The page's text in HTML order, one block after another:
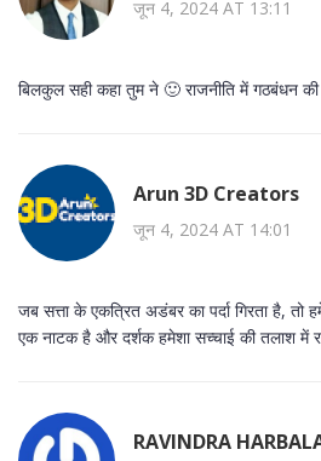
जून 4, 2024 AT 13:11
बिलकुल सही कहा तुम ने 🙂 राजनीति में गठबंधन
Arun 3D Creators
जून 4, 2024 AT 14:01
जब सत्ता के एकत्रित अडंबर का पर्दा गिरता है, तो
एक नाटक है और दर्शक हमेशा सच्चाई की तलाश में
RAVINDRA